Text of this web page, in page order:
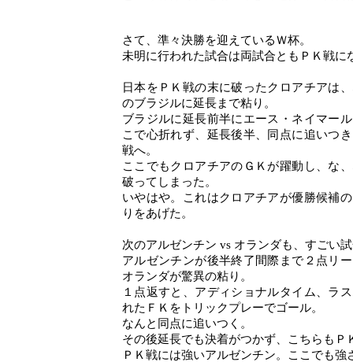
さて、準々決勝を迎えているＷ杯。
未明に行われた試合は両試合ともＰＫ戦に
日本をＰＫ戦の末に破ったクロアチアは
のブラジルに延長まで粘り。
ブラジルに延長前半にエース・ネイマー
こで心折れず、延長後半、同点に追いつ
戦へ。
ここでもクロアチアのＧＫが躍動し、な
破ってしまった。
いやはや。これはクロアチアが優勝候補
りをあげた。
次のアルゼンチン vs オランダも、すごい
アルゼンチンが後半終了間際まで２点リ
オランダが驚異の粘り。
１点返すと、アディショナルタイム、ラ
れたＦＫをトリックプレーでゴール。
なんと同点に追いつく。
その後延長でも決着がつかず、こちらもＰ
ＰＫ戦には強いアルゼンチン。ここでも